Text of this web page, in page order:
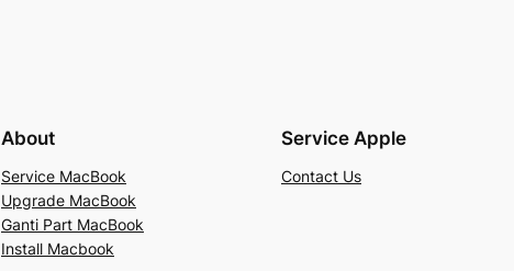
About
Service MacBook
Upgrade MacBook
Ganti Part MacBook
Install Macbook
Service Apple
Contact Us